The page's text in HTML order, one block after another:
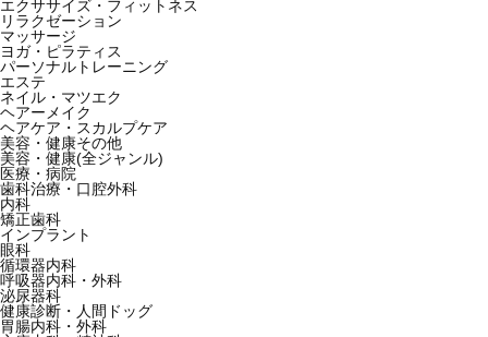
エクササイズ・フィットネス
リラクゼーション
マッサージ
ヨガ・ピラティス
パーソナルトレーニング
エステ
ネイル・マツエク
ヘアーメイク
ヘアケア・スカルプケア
美容・健康その他
美容・健康(全ジャンル)
医療・病院
歯科治療・口腔外科
内科
矯正歯科
インプラント
眼科
循環器内科
呼吸器内科・外科
泌尿器科
健康診断・人間ドッグ
胃腸内科・外科